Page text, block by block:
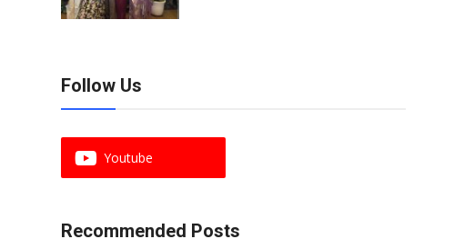
Follow Us
Youtube
Recommended Posts